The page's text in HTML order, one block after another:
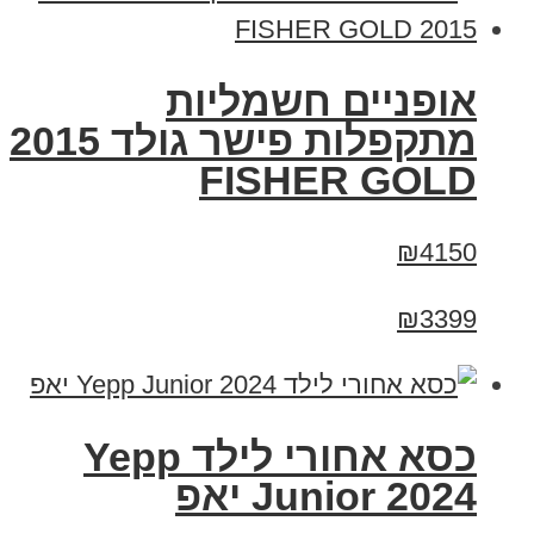
אופניים חשמליות
מתקפלות פישר גולד 2015
FISHER GOLD
₪4150
₪3399
כסא אחורי לילד Yepp
Junior 2024 יאפ